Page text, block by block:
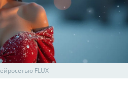
FLUX